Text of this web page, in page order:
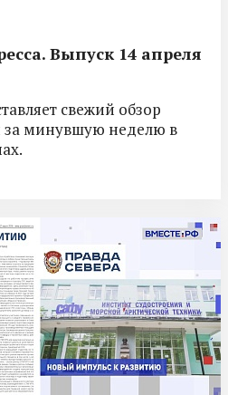
Выпуск 14 апреля
свежий обзор
минувшую неделю в